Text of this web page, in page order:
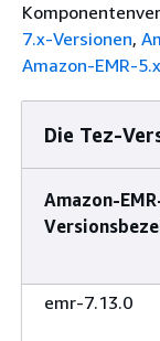
7.x-Versionen,
Amazon-EMR-
Die Tez-
Amazon-
emr-7.13.0